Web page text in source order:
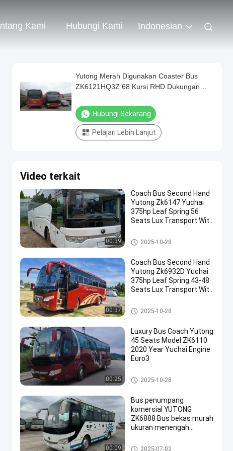
Kami Hubungi Kami Indonesian
Yutong Merah Digunakan Coaster Bus
ZK6121HQ3Z 68 Kursi RHD Dukungan
Hubungi Sekarang
Pelajari Lebih Lanjut
Video terkait
00:39
Coach Bus Second Hand
Yutong Zk6147 Yuchai
375hp Leaf Spring 56
Seats Lux Transport With
Bus Yutong Bekas
2025-10-28
00:37
Coach Bus Second Hand
Yutong Zk6932D Yuchai
375hp Leaf Spring 43-48
Seats Lux Transport With
Bus Yutong Bekas
2025-10-28
00:25
Luxury Bus Coach Yutong
45 Seats Model ZK6110
2020 Year Yuchai Engine
Euro3
Bus Yutong Bekas
2025-10-28
00:09
Bus penumpang
komersial YUTONG
ZK6888 Bus bekas murah
ukuran menengah
bakar 36 kursi
Bus Yutong Bekas
2025-07-02